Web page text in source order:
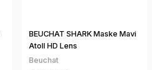
BEUCHAT SHARK Maske Mavi
Atoll HD Lens
Beuchat